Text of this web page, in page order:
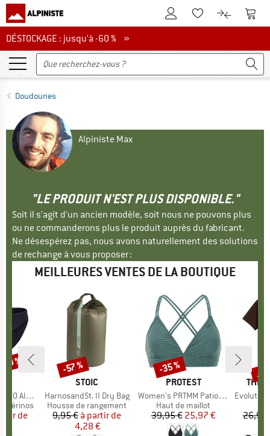
Vers le compte client
Vers la liste
Vers le
DÉSTOCKAGE : jusqu'à -60 %
DÉSTOCKAGE : jusqu'à -60 % »
Doudounes
Alpiniste Max
"LE PRODUIT N'EST PLUS DISPONIBLE."
Soit il s'agit d'un ancien modèle, soit nous ne pouvons plus
ou ne commanderons plus le produit auprès du fabricant.
Ne désespérez pas, nous avons naturellement des solutions
de rechange à vous proposer :
MEILLEURES VENTES DE LA BOUTIQUE
Brief
mérinos
réduit
de
%
MARQUE
STOIC
Article
HarnosandSt. II Dry Bag
Product group
Housse de rangement
Prix
9,95 € Prix réduit
à partir de
4,28 €
Remise
-57 %
MARQUE
PROTEST
Article
Women's PRTMM Patio Triangle
Product group
Haut de maillot
Prix
39,95 € Prix réduit
25,97 €
Remise
-35 %
THE
Article
Evolution
26,95